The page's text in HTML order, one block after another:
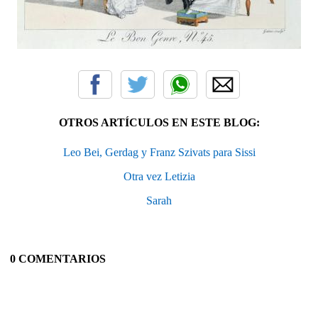
OTROS ARTÍCULOS EN ESTE BLOG:
Leo Bei, Gerdag y Franz Szivats para Sissi
Otra vez Letizia
Sarah
0 COMENTARIOS